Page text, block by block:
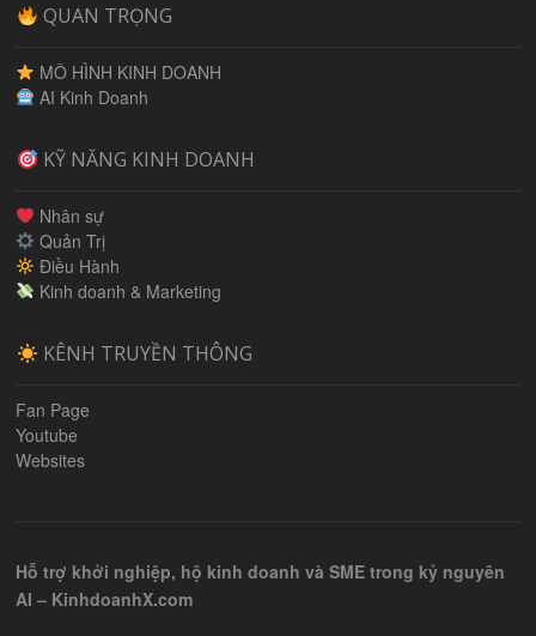
QUAN TRỌNG
MÔ HÌNH KINH DOANH
AI Kinh Doanh
KỸ NĂNG KINH DOANH
Nhân sự
Quản Trị
Điều Hành
Kinh doanh & Marketing
KÊNH TRUYỀN THÔNG
Fan Page
Youtube
Websites
Hỗ trợ khởi nghiệp, hộ kinh doanh và SME trong kỷ nguyên
AI – KinhdoanhX.com